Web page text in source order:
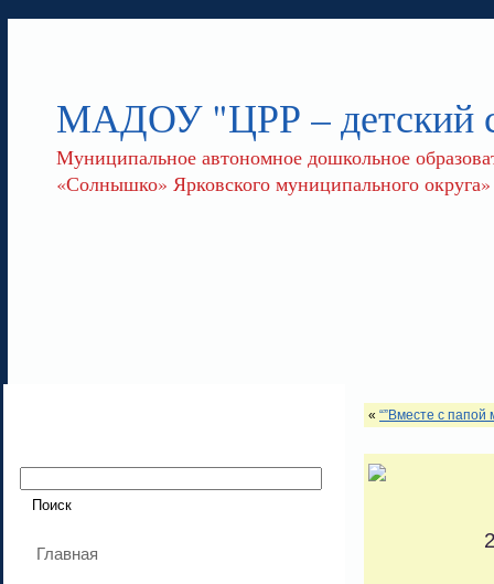
МАДОУ "ЦРР –
Муниципальное автономное дошкольное
«Солнышко» Ярковского муниципального округа»
Главная
« “”Вместе с папой